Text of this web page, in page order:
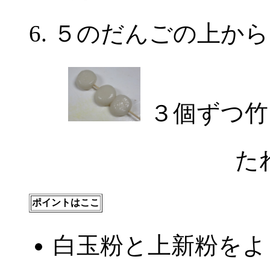
５のだんごの上か
３個ずつ
た
ポイントはここ
白玉粉と上新粉を